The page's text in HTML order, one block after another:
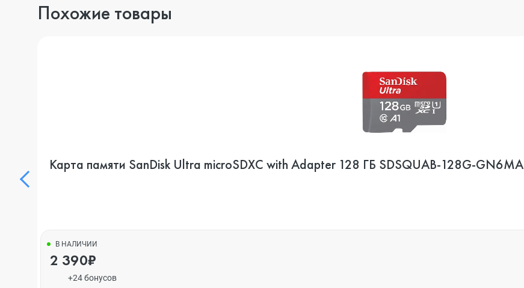
Похожие товары
Карта памяти SanDisk Ultra microSDXC with Adapter 128 ГБ SDSQUAB-128G-GN6MA
В НАЛИЧИИ
2 390₽
+24 бонусов